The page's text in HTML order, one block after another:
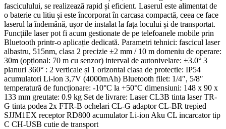
fasciculului, se realizează rapid și eficient. Laserul este alimentat de
o baterie cu litiu și este încorporat în carcasa compactă, ceea ce face
laserul la îndemână, ușor de instalat la fața locului și de transportat.
Funcțiile laser pot fi acum gestionate de pe telefoanele mobile prin
Bluetooth printr-o aplicație dedicată. Parametri tehnici: fascicul laser
albastru, 515nm, clasa 2 precizie ±2 mm / 10 m domeniu de operare:
30m (opțional: 70 m cu senzor) interval de autonivelare: ±3.0° 3
planuri 360° : 2 verticale și 1 orizontal clasa de protectie: IP54
acumulatori Li-ion 3,7V (4000mAh) Bluetooth filet: 1/4″, 5/8″
temperatură de funcționare: -10°C la +50°C dimensiuni: 148 x 90 x
133 mm greutate: 0.9 kg Set de livrare: Laser CL3B tinta laser TR-
G tinta podea 2x FTR-B ochelari CL-G adaptor CL-BR trepied
SJJM1EX receptor RD800 acumulator Li-ion Aku CL incarcator tip
C CH-USB cutie de transport